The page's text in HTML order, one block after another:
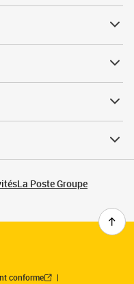
La Poste Groupe
conforme